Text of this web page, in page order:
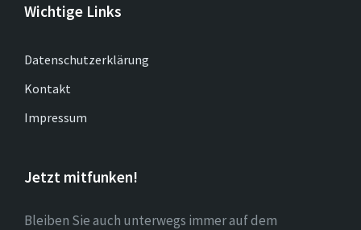
Wichtige Links
Datenschutzerklärung
Kontakt
Impressum
Jetzt mitfunken!
Bleiben Sie auch unterwegs immer auf dem